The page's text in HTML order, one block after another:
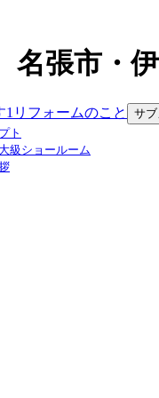
張市・
1リフォームのこと
サ
ト
級ショールーム